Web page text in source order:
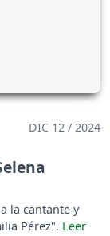
DIC 12 / 2024
la cantante y
Pérez".